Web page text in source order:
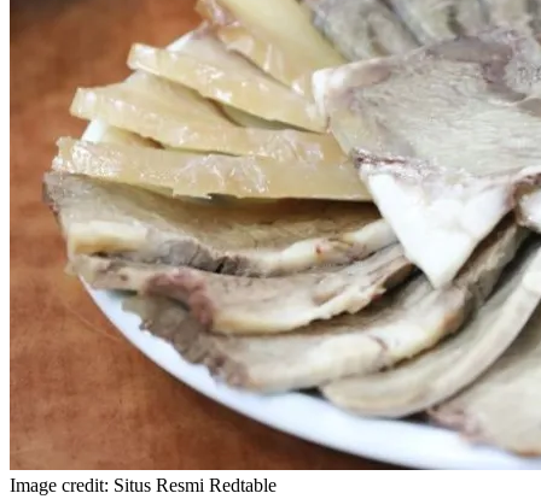
Image credit: Situs Resmi Redtable